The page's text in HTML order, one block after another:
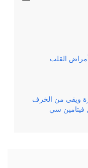
القلب
ويقي من الخرف
فيتامين سي